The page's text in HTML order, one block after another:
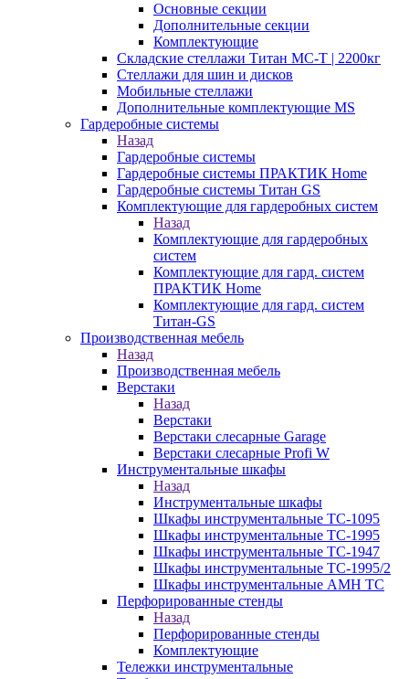
Основные секции
Дополнительные секции
Комплектующие
Складские стеллажи Титан МС-Т | 2200кг
Стеллажи для шин и дисков
Мобильные стеллажи
Дополнительные комплектующие MS
Гардеробные системы
Назад
Гардеробные системы
Гардеробные системы ПРАКТИК Home
Гардеробные системы Титан GS
Комплектующие для гардеробных систем
Назад
Комплектующие для гардеробных
систем
Комплектующие для гард. систем
ПРАКТИК Home
Комплектующие для гард. систем
Титан-GS
Производственная мебель
Назад
Производственная мебель
Верстаки
Назад
Верстаки
Верстаки слесарные Garage
Верстаки слесарные Profi W
Инструментальные шкафы
Назад
Инструментальные шкафы
Шкафы инструментальные TC-1095
Шкафы инструментальные TC-1995
Шкафы инструментальные TC-1947
Шкафы инструментальные TC-1995/2
Шкафы инструментальные AMH TC
Перфорированные стенды
Назад
Перфорированные стенды
Комплектующие
Тележки инструментальные